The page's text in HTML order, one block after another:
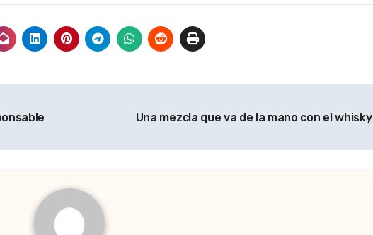
Una mezcla que va de la mano con el whisky